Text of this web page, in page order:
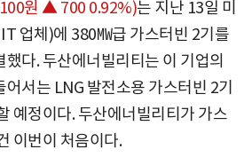
원 ▲ 700 0.92%)는 지난 13일 미
업체)에 380㎿급 가스터빈 2기를
다. 두산에너빌리티는 이 기업의
서는 LNG 발전소용 가스터빈 2기
예정이다. 두산에너빌리티가 가스
이번이 처음이다.